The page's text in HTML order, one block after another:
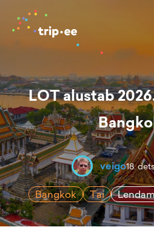
LOT alustab
veigo18.
Bangkok Tai